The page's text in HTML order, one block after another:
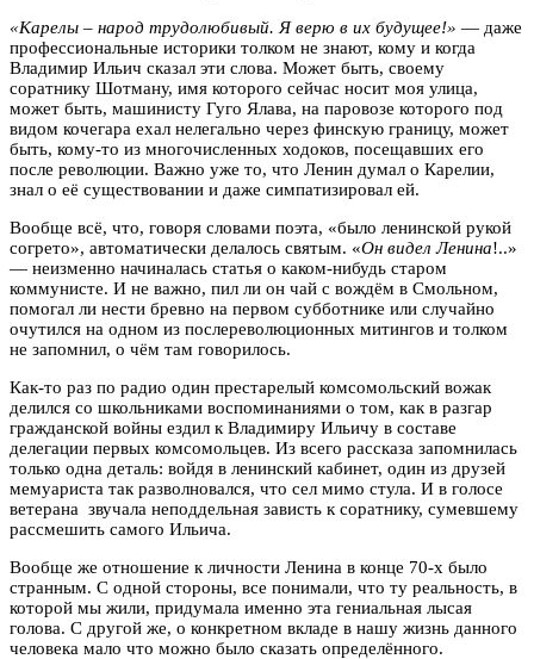
«Карелы – народ трудолюбивый. Я верю в их будущее!» — даже
профессиональные историки толком не знают, кому и когда
Владимир Ильич сказал эти слова. Может быть, своему
соратнику Шотману, имя которого сейчас носит моя улица,
может быть, машинисту Гуго Ялава, на паровозе которого под
видом кочегара ехал нелегально через финскую границу, может
быть, кому-то из многочисленных ходоков, посещавших его
после революции. Важно уже то, что Ленин думал о Карелии,
знал о её существовании и даже симпатизировал ей.
Вообще всё, что, говоря словами поэта, «было ленинской рукой
согрето», автоматически делалось святым. «Он видел Ленина!..»
— неизменно начиналась статья о каком-нибудь старом
коммунисте. И не важно, пил ли он чай с вождём в Смольном,
помогал ли нести бревно на первом субботнике или случайно
очутился на одном из послереволюционных митингов и толком
не запомнил, о чём там говорилось.
Как-то раз по радио один престарелый комсомольский вожак
делился со школьниками воспоминаниями о том, как в разгар
гражданской войны ездил к Владимиру Ильичу в составе
делегации первых комсомольцев. Из всего рассказа запомнилась
только одна деталь: войдя в ленинский кабинет, один из друзей
мемуариста так разволновался, что сел мимо стула. И в голосе
ветерана звучала неподдельная зависть к соратнику, сумевшему
рассмешить самого Ильича.
Вообще же отношение к личности Ленина в конце 70-х было
странным. С одной стороны, все понимали, что ту реальность, в
которой мы жили, придумала именно эта гениальная лысая
голова. С другой же, о конкретном вкладе в нашу жизнь данного
человека мало что можно было сказать определённого.